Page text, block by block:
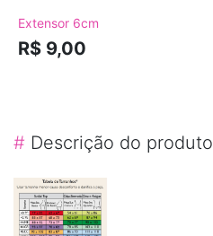
Extensor 6cm
R$ 9,00
# Descrição do produto